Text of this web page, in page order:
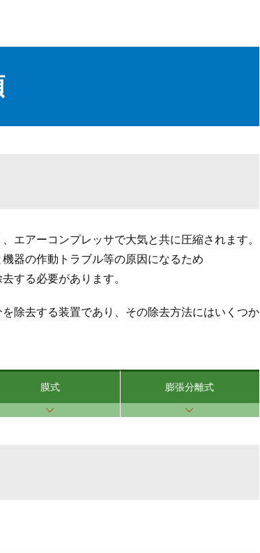
エアーコンプレッサで大気と共に圧縮されます。
器の作動トラブル等の原因になるため
する必要があります。
除去する装置であり、その除去方法にはいくつか
膜式 膨張分離式